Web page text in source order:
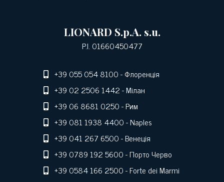
LIONARD S.p.A. s.u.
P.I. 01660450477
+39 055 054 8100- Флоренція
+39 02 2506 1442- Мілан
+39 06 8681 0250- Рим
+39 081 1938 4400- Naples
+39 041 267 6500- Венеція
+39 0789 192 5600- Порто Черво
+39 0584 166 2500- Forte dei Marmi